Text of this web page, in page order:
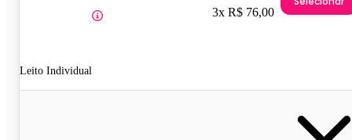
Leito Individual
3x R$ 76,00